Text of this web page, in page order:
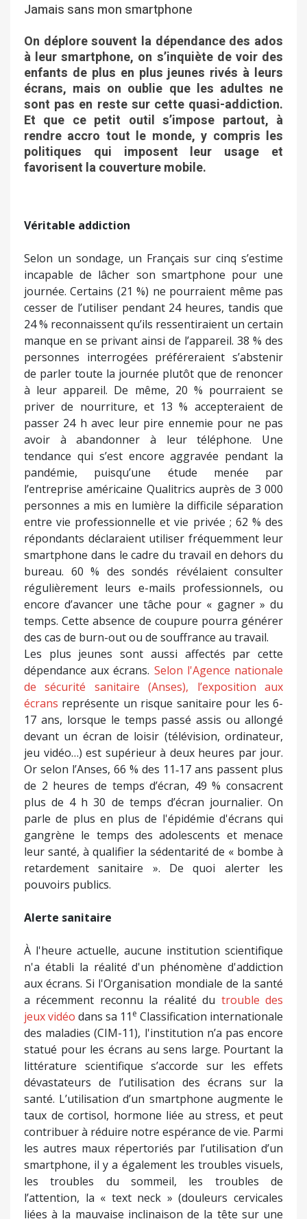
Jamais sans mon smartphone
On déplore souvent la dépendance des ados
à leur smartphone, on s’inquiète de voir des
enfants de plus en plus jeunes rivés à leurs
écrans, mais on oublie que les adultes ne
sont pas en reste sur cette quasi-addiction.
Et que ce petit outil s’impose partout, à
rendre accro tout le monde, y compris les
politiques qui imposent leur usage et
favorisent la couverture mobile.
Véritable addiction
Selon un sondage, un Français sur cinq s’estime
incapable de lâcher son smartphone pour une
journée. Certains (21 %) ne pourraient même pas
cesser de l’utiliser pendant 24 heures, tandis que
24 % reconnaissent qu’ils ressentiraient un certain
manque en se privant ainsi de l’appareil. 38 % des
personnes interrogées préféreraient s’abstenir
de parler toute la journée plutôt que de renoncer
à leur appareil. De même, 20 % pourraient se
priver de nourriture, et 13 % accepteraient de
passer 24 h avec leur pire ennemie pour ne pas
avoir à abandonner à leur téléphone. Une
tendance qui s’est encore aggravée pendant la
pandémie, puisqu’une étude menée par
l’entreprise américaine Qualitrics auprès de 3 000
personnes a mis en lumière la difficile séparation
entre vie professionnelle et vie privée ; 62 % des
répondants déclaraient utiliser fréquemment leur
smartphone dans le cadre du travail en dehors du
bureau. 60 % des sondés révélaient consulter
régulièrement leurs e-mails professionnels, ou
encore d’avancer une tâche pour « gagner » du
temps. Cette absence de coupure pourra générer
des cas de burn-out ou de souffrance au travail.
Les plus jeunes sont aussi affectés par cette
dépendance aux écrans. Selon l'Agence nationale
de sécurité sanitaire (Anses), l’exposition aux
écrans représente un risque sanitaire pour les 6-
17 ans, lorsque le temps passé assis ou allongé
devant un écran de loisir (télévision, ordinateur,
jeu vidéo…) est supérieur à deux heures par jour.
Or selon l’Anses, 66 % des 11‑17 ans passent plus
de 2 heures de temps d’écran, 49 % consacrent
plus de 4 h 30 de temps d’écran journalier. On
parle de plus en plus de l'épidémie d'écrans qui
gangrène le temps des adolescents et menace
leur santé, à qualifier la sédentarité de « bombe à
retardement sanitaire ». De quoi alerter les
pouvoirs publics.
Alerte sanitaire
À l'heure actuelle, aucune institution scientifique
n'a établi la réalité d'un phénomène d'addiction
aux écrans. Si l'Organisation mondiale de la santé
a récemment reconnu la réalité du trouble des
jeux vidéo dans sa 11 e Classification internationale
des maladies (CIM-11), l'institution n’a pas encore
statué pour les écrans au sens large. Pourtant la
littérature scientifique s’accorde sur les effets
dévastateurs de l’utilisation des écrans sur la
santé. L’utilisation d’un smartphone augmente le
taux de cortisol, hormone liée au stress, et peut
contribuer à réduire notre espérance de vie. Parmi
les autres maux répertoriés par l’utilisation d’un
smartphone, il y a également les troubles visuels,
les troubles du sommeil, les troubles de
l’attention, la « text neck » (douleurs cervicales
liées à la mauvaise inclinaison de la tête sur une